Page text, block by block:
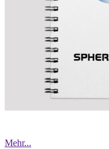
Mehr...